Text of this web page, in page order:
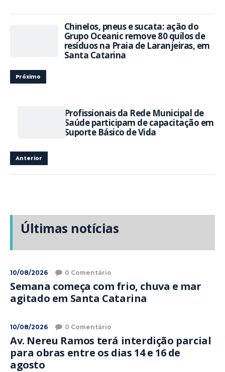
Chinelos, pneus e sucata: ação do
Grupo Oceanic remove 80 quilos de
resíduos na Praia de Laranjeiras, em
Santa Catarina
Próximo
Profissionais da Rede Municipal de
Saúde participam de capacitação em
Suporte Básico de Vida
Anterior
Últimas notícias
10/08/2026 0 Comentário
Semana começa com frio, chuva e mar
agitado em Santa Catarina
10/08/2026 0 Comentário
Av. Nereu Ramos terá interdição parcial
para obras entre os dias 14 e 16 de
agosto